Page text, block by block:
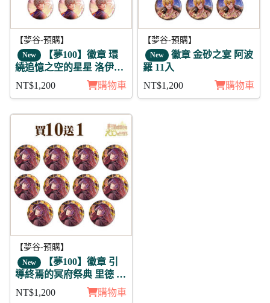
【夢谷-預購】
New 【夢100】徽章 環
繞追憶之空的星星 洛伊艾
NT$1,200 購物車
【夢谷-預購】
New 徽章 金砂之宴 阿波
羅 11入
NT$1,200
購物車
【夢谷-預購】
New 【夢100】徽章 引
導終焉的冥府祭典 里德 11
NT$1,200 購物車